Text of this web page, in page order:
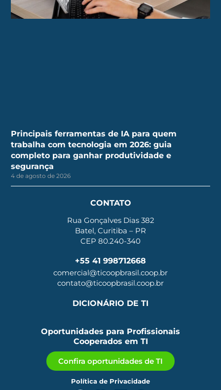
Principais ferramentas de IA para quem
trabalha com tecnologia em 2026: guia
completo para ganhar produtividade e
segurança
4 de agosto de 2026
CONTATO
Rua Gonçalves Dias 382
Batel, Curitiba – PR
CEP 80.240-340
+55 41 998712668
comercial@ticoopbrasil.coop.br
contato@ticoopbrasil.coop.br
DICIONÁRIO DE TI
Oportunidades para Profissionais
Cooperados em TI
Confira oportunidades de TI
Política de Privacidade